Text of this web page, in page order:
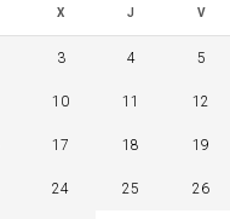
X J V
3 4 5
10 11 12
17 18 19
24 25 26